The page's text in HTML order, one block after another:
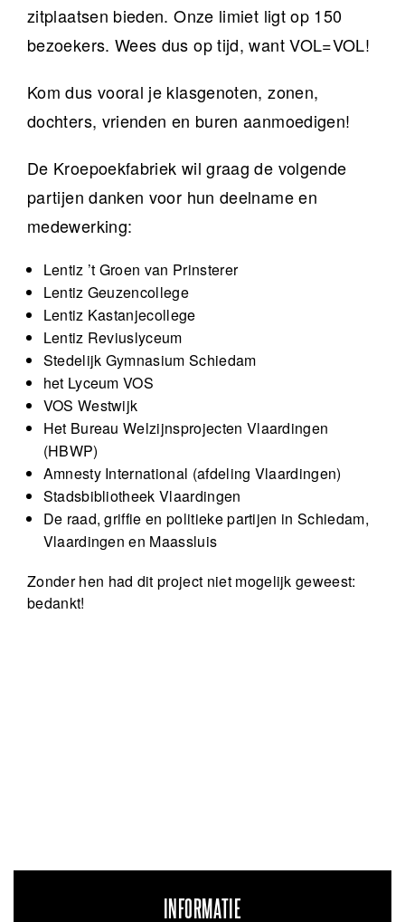
zitplaatsen bieden. Onze limiet ligt op 150
bezoekers. Wees dus op tijd, want VOL=VOL!
Kom dus vooral je klasgenoten, zonen,
dochters, vrienden en buren aanmoedigen!
De Kroepoekfabriek wil graag de volgende
partijen danken voor hun deelname en
medewerking:
Lentiz ’t Groen van Prinsterer
Lentiz Geuzencollege
Lentiz Kastanjecollege
Lentiz Reviuslyceum
Stedelijk Gymnasium Schiedam
het Lyceum VOS
VOS Westwijk
Het Bureau Welzijnsprojecten Vlaardingen
(HBWP)
Amnesty International (afdeling Vlaardingen)
Stadsbibliotheek Vlaardingen
De raad, griffie en politieke partijen in Schiedam,
Vlaardingen en Maassluis
Zonder hen had dit project niet mogelijk geweest:
bedankt!
INFORMATIE